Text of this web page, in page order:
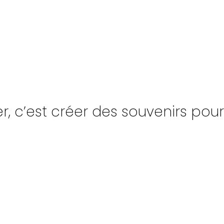
c’est créer des souvenirs